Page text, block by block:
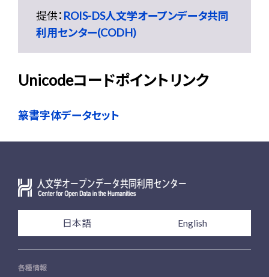
提供： ROIS-DS人文学オープンデータ共同
利用センター(CODH)
Unicodeコードポイントリンク
篆書字体データセット
日本語 English
各種情報